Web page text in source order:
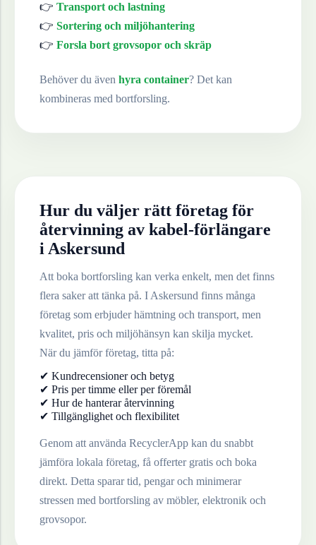
👉 Transport och lastning
👉 Sortering och miljöhantering
👉 Forsla bort grovsopor och skräp
Behöver du även hyra container? Det kan
kombineras med bortforsling.
Hur du väljer rätt företag för
återvinning av kabel-förlängare
iAskersund
Att boka bortforsling kan verka enkelt, men det finns
flera saker att tänka på. I Askersund finns många
företag som erbjuder hämtning och transport, men
kvalitet, pris och miljöhänsyn kan skilja mycket.
När du jämför företag, titta på:
✔ Kundrecensioner och betyg
✔ Pris per timme eller per föremål
✔ Hur de hanterar återvinning
✔ Tillgänglighet och flexibilitet
Genom att använda RecyclerApp kan du snabbt
jämföra lokala företag, få offerter gratis och boka
direkt. Detta sparar tid, pengar och minimerar
stressen med bortforsling av möbler, elektronik och
grovsopor.